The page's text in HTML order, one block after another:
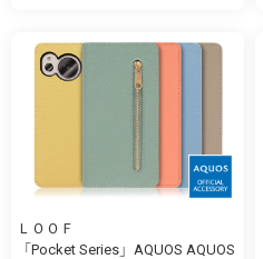
ＬＯＯＦ
「Pocket Series」AQUOS AQUOS